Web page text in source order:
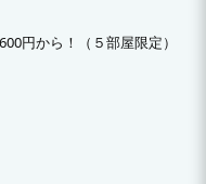
円から！（５部屋限定）